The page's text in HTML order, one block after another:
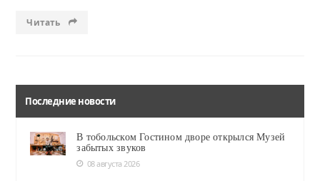
Читать
Последние новости
В тобольском Гостином дворе открылся Музей
забытых звуков
08 августа 2026